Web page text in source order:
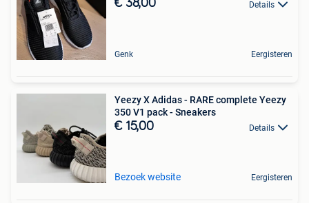
€ 38,00 Details
Genk Eergisteren
Yeezy X Adidas - RARE complete Yeezy
350 V1 pack - Sneakers
€ 15,00 Details
Bezoek website Eergisteren